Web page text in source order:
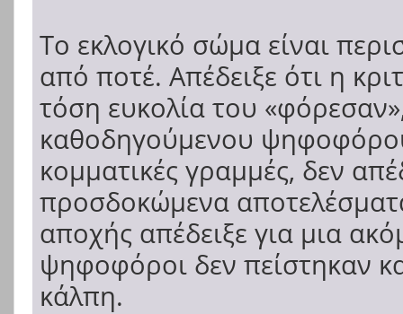
Το εκλογικό σώμα είναι
από ποτέ. Απέδειξε ότι η
τόση ευκολία του
καθοδηγούμενου
κομματικές γραμμές, δεν
προσδοκώμενα
αποχής απέδειξε για μια
ψηφοφόροι δεν πείστηκαν
κάλπη.